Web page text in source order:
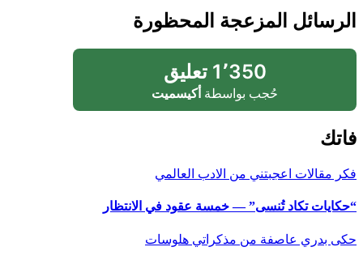
الرسائل المزعجة المحظورة
1٬350 تعليق
حُجب بواسطة أكيسميت
فاتك
فكر مقالات اعجبتني من الادب العالمي
“حكايات تكاد تُنسى” — خمسة عقود في الانتظار
حكى بدري عاصفة من مذكراتي هلوسات